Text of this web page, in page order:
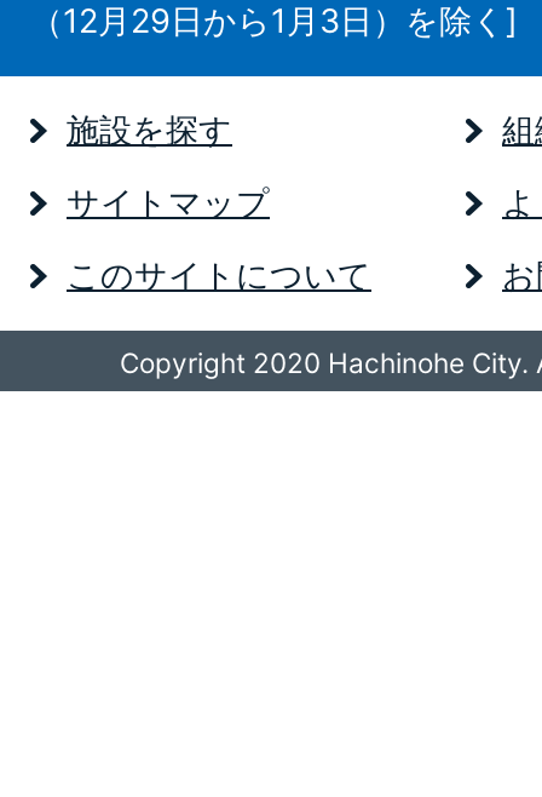
（12月29日から1月3日）を除く]
施設を探す
サイトマップ
このサイトについて
Copyright 2020 Hachinohe City.